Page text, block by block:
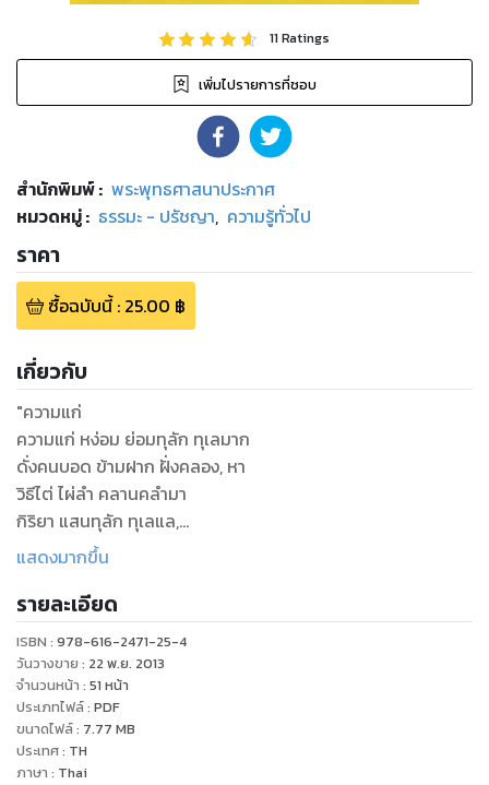
11Ratings
เพิ่มไปรายการที่ชอบ
สำนักพิมพ์: พระพุทธศาสนาประกาศ
หมวดหมู่: ธรรมะ - ปรัชญา, ความรู้ทั่วไป
ราคา
ซื้อฉบับนี้: 25.00 ฿
เกี่ยวกับ
"ความแก่
ความแก่ หง่อม ย่อมทุลัก ทุเลมาก
ดั่งคนบอด ข้ามฝาก ฝั่งคลอง, หา
วิธีไต่ ไผ่ลำ คลานคลำมา
กิริยา แสนทุลัก ทุเลแล,
ถ้าไม่อยาก ให้ทุลัก ทุเลมาก
ก่อนตามืด หูหนวก สะดวกแท้
ตรองให้แน่ แต่เนิ่น ๆ รีบเดินเอย
"
แสดงมากขึ้น
รายละเอียด
ISBN : 978-616-2471-25-4
วันวางขาย : 22 พ.ย. 2013
จำนวนหน้า : 51 หน้า
ประเภทไฟล์: PDF
ขนาดไฟล์: 7.77 MB
ประเทศ: TH
ภาษา : Thai